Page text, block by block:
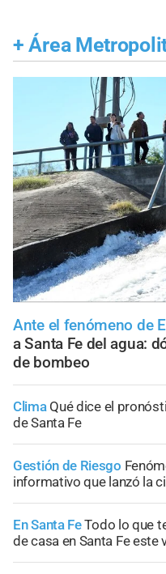
+ Área
Ante el fenómeno de
a Santa Fe del agua:
de bombeo
Clima Qué dice el
de Santa Fe
Gestión de Riesgo
informativo que lanzó la
En Santa FeTodo lo que
de casa en Santa Fe este